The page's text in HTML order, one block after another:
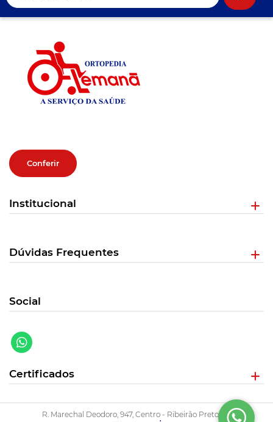
Conferir
Institucional
Dúvidas Frequentes
Social
Certificados
R. Marechal Deodoro, 947, Centro - Ribeirão Preto/SP